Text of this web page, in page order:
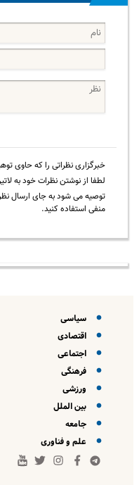
خبرگزاری نظراتی را که حاوی
لطفا از نوشتن نظرات خود به
توصیه می شود به جای ارسال
منفی استفاده کنید.
سیاسی
اقتصادی
اجتماعی
فرهنگی
ورزشی
بین الملل
جامعه
علم و فناوری